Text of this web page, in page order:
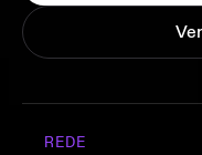
REDE